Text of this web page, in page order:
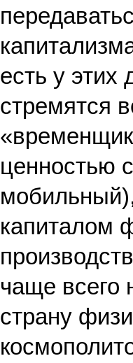
есть у этих
стремятся
ценностью
капиталом
чаще всего
страну